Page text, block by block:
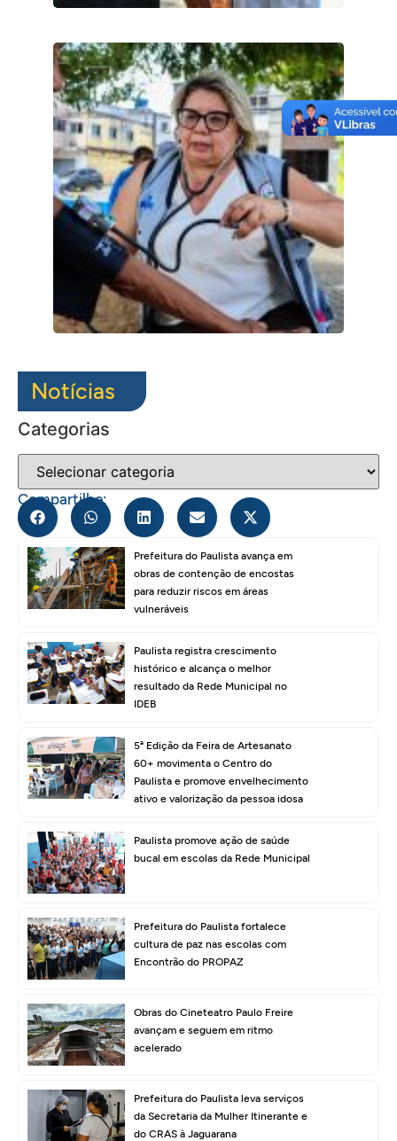
Notícias
Categorias
Compartilhe:
Prefeitura do Paulista avança em
obras de contenção de encostas
para reduzir riscos em áreas
vulneráveis
Paulista registra crescimento
histórico e alcança o melhor
resultado da Rede Municipal no
IDEB
5ª Edição da Feira de Artesanato
60+ movimenta o Centro do
Paulista e promove envelhecimento
ativo e valorização da pessoa idosa
Paulista promove ação de saúde
bucal em escolas da Rede Municipal
Prefeitura do Paulista fortalece
cultura de paz nas escolas com
Encontrão do PROPAZ
Obras do Cineteatro Paulo Freire
avançam e seguem em ritmo
acelerado
Prefeitura do Paulista leva serviços
da Secretaria da Mulher Itinerante e
do CRAS à Jaguarana